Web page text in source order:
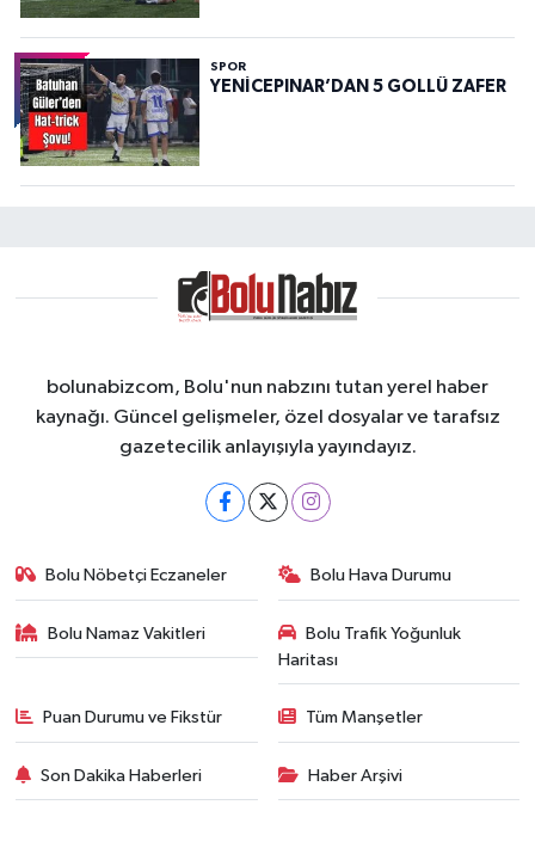
SPOR
YENİCEPINAR’DAN 5 GOLLÜ ZAFER
bolunabizcom, Bolu'nun nabzını tutan yerel haber
kaynağı. Güncel gelişmeler, özel dosyalar ve tarafsız
gazetecilik anlayışıyla yayındayız.
Bolu Nöbetçi Eczaneler Bolu Hava Durumu
Bolu Namaz Vakitleri
Bolu Trafik Yoğunluk
Haritası
Puan Durumu ve Fikstür Tüm Manşetler
Son Dakika Haberleri Haber Arşivi